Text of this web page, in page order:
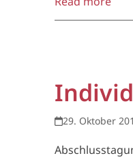
29. Oktober